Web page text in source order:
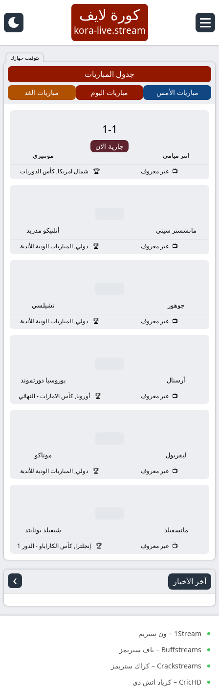
كورة
لايف
|
koora
مباريات
مباشر
كورة لايف
kora-live.stream
بتوقيت جهازك
جدول المباريات
مباريات الأمس مباريات اليوم مباريات الغد
انتر ميامي
1
-
1
جارية الان
مونتيري
غير معروف شمال امريكا, كأس الدوريات
مانشستر سيتي أتلتيكو مدريد
غير معروف دولي, المباريات الودية للأندية
جوهور تشيلسي
غير معروف دولي, المباريات الودية للأندية
أرسنال بوروسيا دورتموند
غير معروف أوروبا, كأس الامارات - النهائي
ليفربول موناكو
غير معروف دولي, المباريات الودية للأندية
مانسفيلد شيفيلد يونايتد
غير معروف إنجلترا, كأس الكاراباو - الدور 1
آخر الأخبار ›
1Stream – ون ستريم
Buffstreams – باف ستريمز
Crackstreams – كراك ستريمز
CricHD – كرياد اتش دي